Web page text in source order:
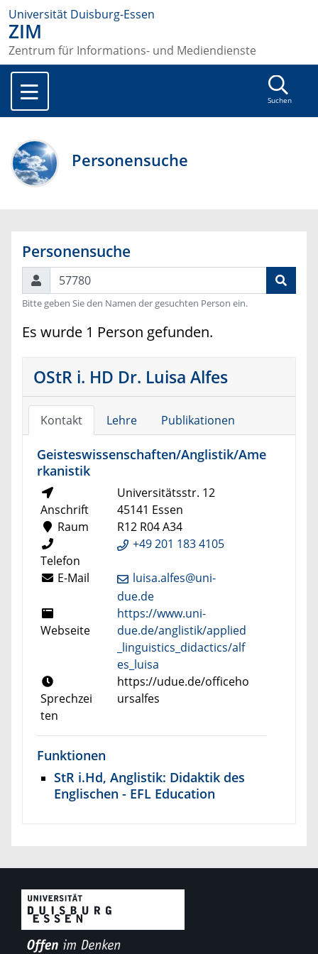
Universität Duisburg-Essen
ZIM
Zentrum für Informations- und Mediendienste
Suchen
Personensuche
Personensuche
Suchen
Bitte geben Sie den Namen der gesuchten Person ein.
Es wurde 1 Person gefunden.
OStR i. HD Dr. Luisa Alfes
Kontakt Lehre Publikationen
Geisteswissenschaften/Anglistik/Ame
rkanistik
Anschrift
Universitätsstr. 12
45141 Essen
Raum
R12 R04 A34
Telefon
+49 201 183 4105
E-Mail
luisa.alfes@uni-
due.de
Webseite
https://www.uni-
due.de/anglistik/applied
_linguistics_didactics/alf
es_luisa
Sprechzei
ten
https://udue.de/officeho
ursalfes
Funktionen
StR i.Hd, Anglistik: Didaktik des
Englischen - EFL Education